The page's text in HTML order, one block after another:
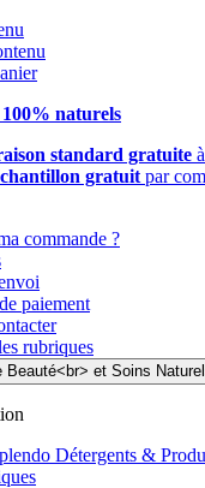
naturels
standard gratuite
gratuit par
commande ?
paiement
rubriques
Détergents &